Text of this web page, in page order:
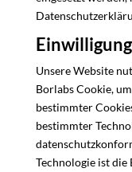
Unsere Website
Borlabs Cookie,
bestimmter
bestimmter
Technologie ist die